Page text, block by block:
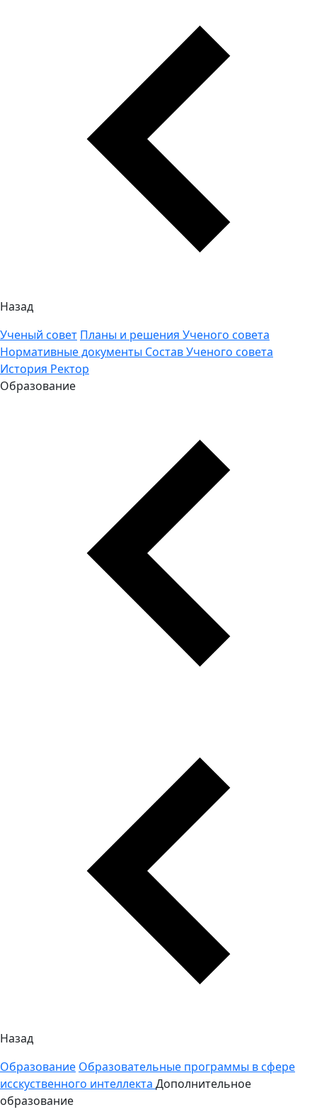
Назад
Ученый совет Планы и решения Ученого совета
Нормативные документы Состав Ученого совета
История Ректор
Образование
Назад
Образование Образовательные программы в сфере
исскуственного интеллекта Дополнительное
образование